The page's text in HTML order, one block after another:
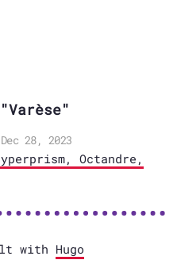
Dec 28, 2023
Octandre,
with Hugo